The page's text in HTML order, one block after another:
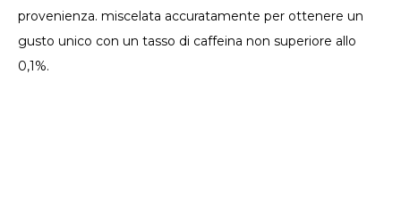
provenienza. miscelata accuratamente per ottenere un
gusto unico con un tasso di caffeina non superiore allo
0,1%.